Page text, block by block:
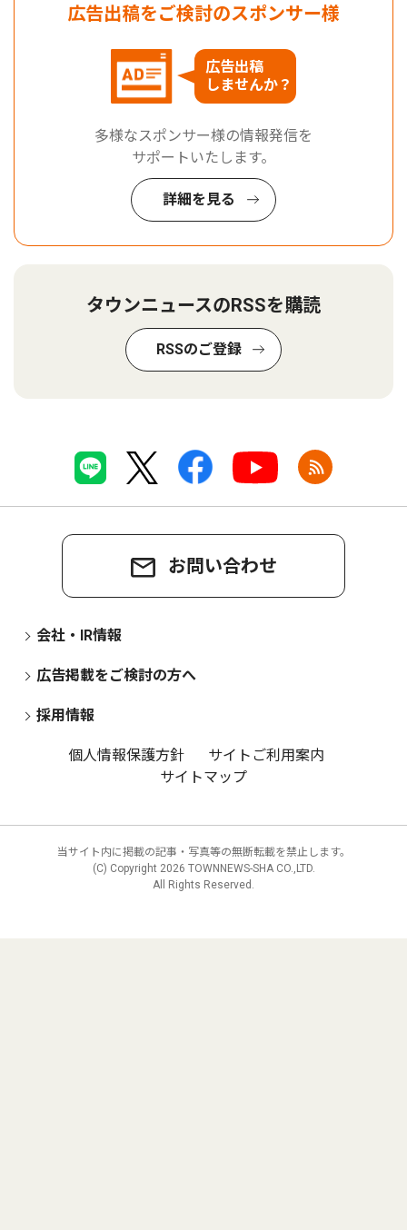
広告出稿をご検討のスポンサー様
広告出稿
しませんか？
多様なスポンサー様の情報発信を
サポートいたします。
詳細を見る
タウンニュースのRSSを購読
RSSのご登録
お問い合わせ
会社・IR情報
広告掲載をご検討の方へ
採用情報
個人情報保護方針
サイトご利用案内
サイトマップ
当サイト内に掲載の記事・写真等の無断転載を禁止します。
(C) Copyright 2026 TOWNNEWS-SHA CO.,LTD.
All Rights Reserved.